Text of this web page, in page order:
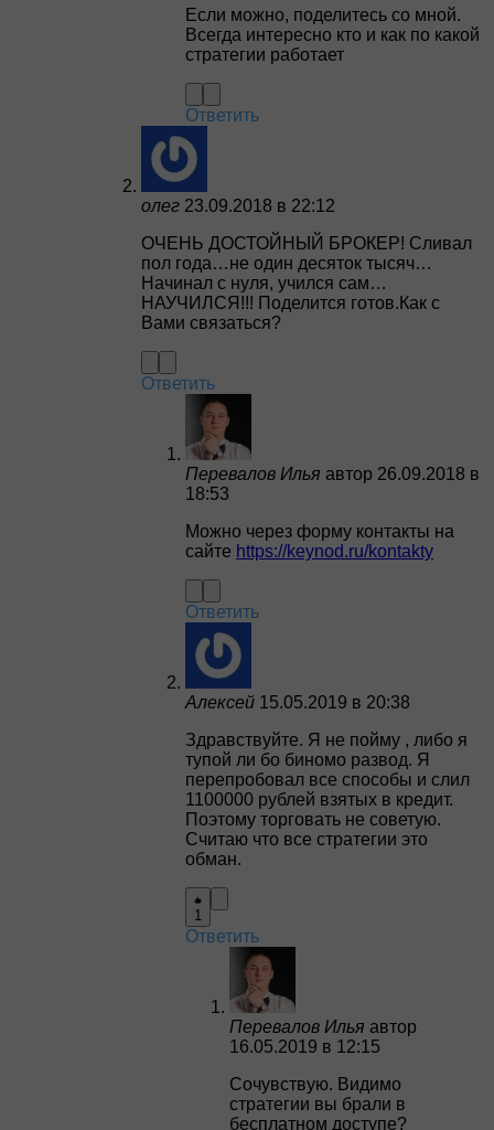
Если можно, поделитесь со мной.
Всегда интересно кто и как по какой
стратегии работает
Ответить
олег 23.09.2018 в 22:12
ОЧЕНЬ ДОСТОЙНЫЙ БРОКЕР! Сливал
пол года…не один десяток тысяч…
Начинал с нуля, учился сам…
НАУЧИЛСЯ!!! Поделится готов.Как с
Вами связаться?
Ответить
Перевалов Илья автор 26.09.2018 в
18:53
Можно через форму контакты на
сайте https://keynod.ru/kontakty
Ответить
Алексей 15.05.2019 в 20:38
Здравствуйте. Я не пойму , либо я
тупой ли бо биномо развод. Я
перепробовал все способы и слил
1100000 рублей взятых в кредит.
Поэтому торговать не советую.
Считаю что все стратегии это
обман.
1
Ответить
Перевалов Илья автор
16.05.2019 в 12:15
Сочувствую. Видимо
стратегии вы брали в
бесплатном доступе?